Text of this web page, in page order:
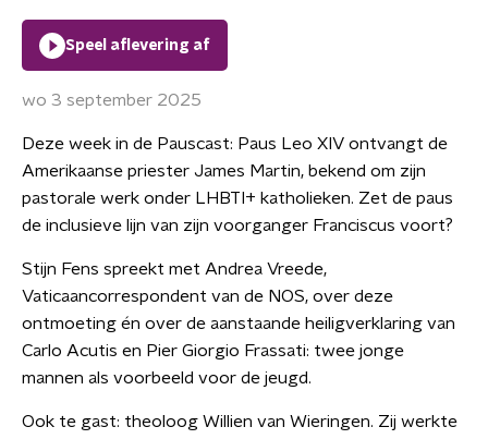
Speel aflevering af
wo 3 september 2025
Deze week in de Pauscast: Paus Leo XIV ontvangt de
Amerikaanse priester James Martin, bekend om zijn
pastorale werk onder LHBTI+ katholieken. Zet de paus
de inclusieve lijn van zijn voorganger Franciscus voort?
Stijn Fens spreekt met Andrea Vreede,
Vaticaancorrespondent van de NOS, over deze
ontmoeting én over de aanstaande heiligverklaring van
Carlo Acutis en Pier Giorgio Frassati: twee jonge
mannen als voorbeeld voor de jeugd.
Ook te gast: theoloog Willien van Wieringen. Zij werkte